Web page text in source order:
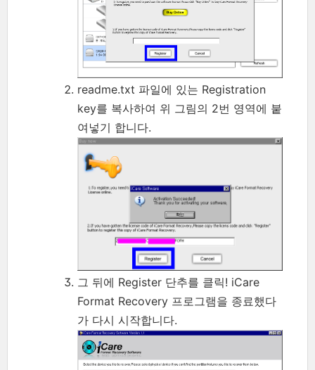
readme.txt 파일에 있는 Registration
key를 복사하여 위 그림의 2번 영역에 붙
여넣기 합니다.
그 뒤에 Register 단추를 클릭! iCare
Format Recovery 프로그램을 종료했다
가 다시 시작합니다.